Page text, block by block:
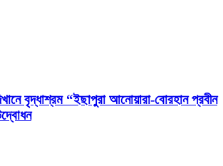
বৃদ্ধাশ্রম “ইছাপুরা আনোয়ারা-বোরহান প্রবীন